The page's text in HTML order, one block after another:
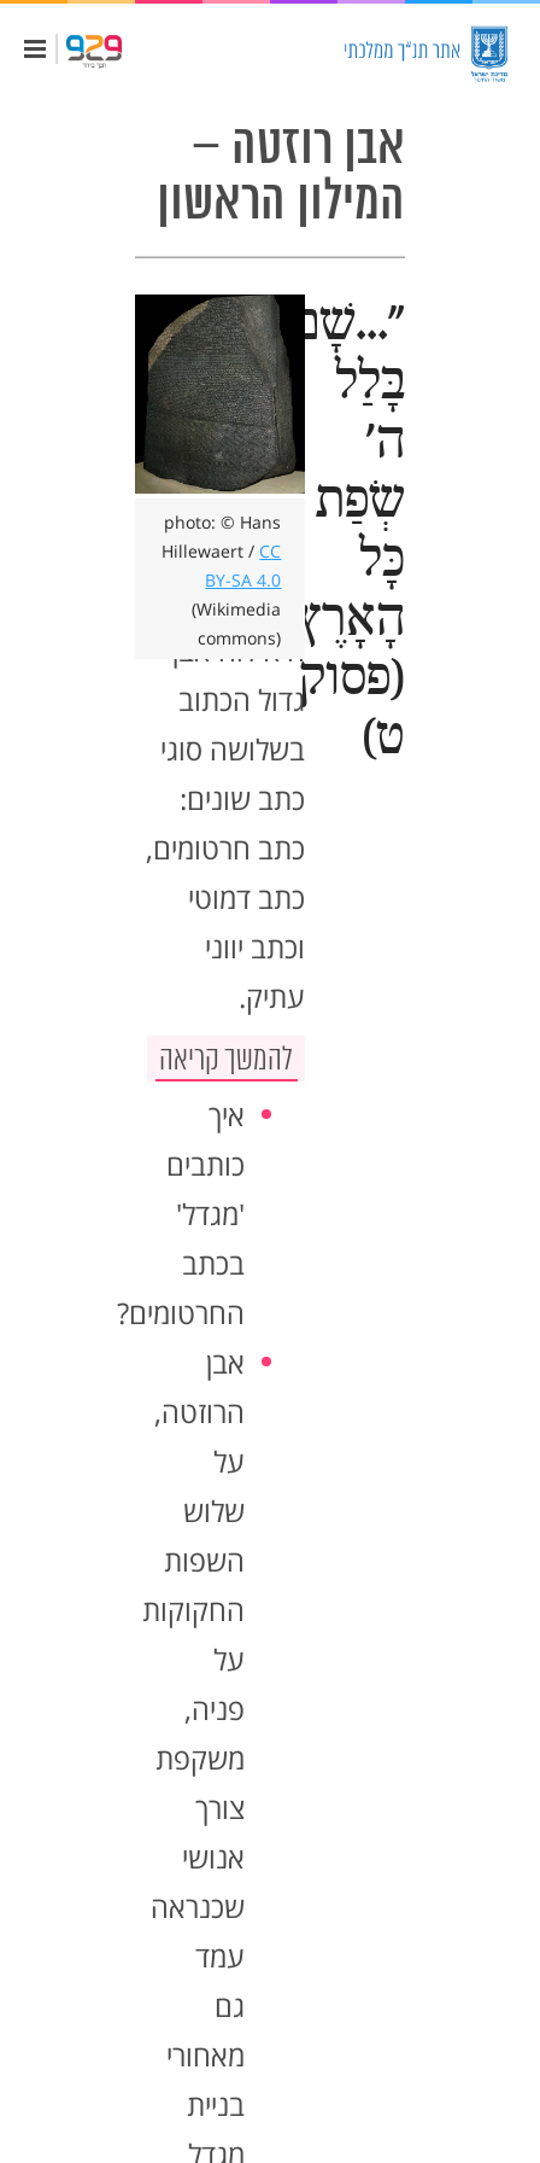
אבן רוזטה –
המילון הראשון
"...שָׁם
בָּלַל
ה'
שְׂפַת
כָּל
הָאָרֶץ."
(פסוק
ט)
photo: © Hans
Hillewaert /CC
BY-SA 4.0
(Wikimedia
commons)
אבן הרוזטה
היא לוח אבן
גדול הכתוב
בשלושה סוגי
כתב שונים:
כתב חרטומים,
כתב דמוטי
וכתב יווני
עתיק.
להמשך קריאה
איך
כותבים
'מגדל'
בכתב
החרטומים?
אבן
הרוזטה,
על
שלוש
השפות
החקוקות
על
פניה,
משקפת
צורך
אנושי
שכנראה
עמד
גם
מאחורי
בניית
מגדל